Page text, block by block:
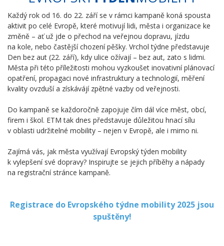
Každý rok od 16. do 22. září se v rámci kampaně koná spousta
aktivit po celé Evropě, které motivují lidi, města i organizace ke
změně – ať už jde o přechod na veřejnou dopravu, jízdu
na kole, nebo častější chození pěšky. Vrchol týdne představuje
Den bez aut (22. září), kdy ulice ožívají – bez aut, zato s lidmi.
Města při této příležitosti mohou vyzkoušet inovativní plánovací
opatření, propagaci nové infrastruktury a technologií, měření
kvality ovzduší a získávájí zpětné vazby od veřejnosti.
Do kampaně se každoročně zapojuje čím dál více měst, obcí,
firem i škol. ETM tak dnes představuje důležitou hnací sílu
v oblasti udržitelné mobility – nejen v Evropě, ale i mimo ni.
Zajímá vás, jak města využívají Evropský týden mobility
k vylepšení své dopravy? Inspirujte se jejich příběhy a nápady
na registrační stránce kampaně.
Registrace do Evropského týdne mobility 2025 jsou
spuštěny!